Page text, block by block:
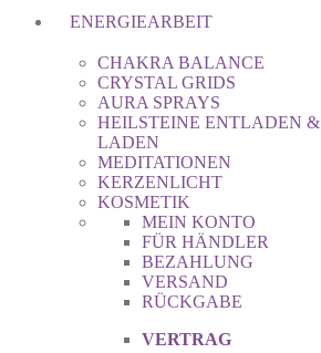
ENERGIEARBEIT
CHAKRA BALANCE
CRYSTAL GRIDS
AURA SPRAYS
HEILSTEINE ENTLADEN &
LADEN
MEDITATIONEN
KERZENLICHT
KOSMETIK
MEIN KONTO
FÜR HÄNDLER
BEZAHLUNG
VERSAND
RÜCKGABE
VERTRAG